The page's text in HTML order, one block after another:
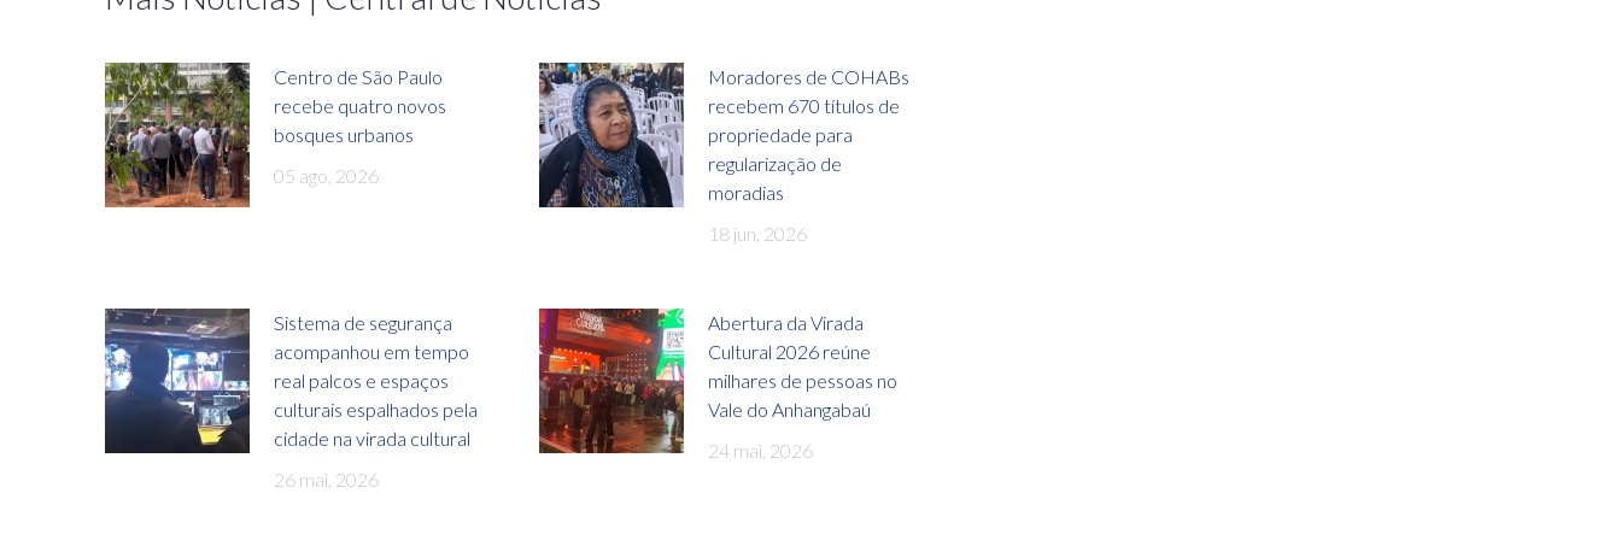
Centro de São Paulo
recebe quatro novos
bosques urbanos
05 ago, 2026
Moradores de COHABs
recebem 670 títulos de
propriedade para
regularização de
moradias
18 jun, 2026
Sistema de segurança
acompanhou em tempo
real palcos e espaços
culturais espalhados pela
cidade na virada cultural
26 mai, 2026
Abertura da Virada
Cultural 2026 reúne
milhares de pessoas no
Vale do Anhangabaú
24 mai, 2026